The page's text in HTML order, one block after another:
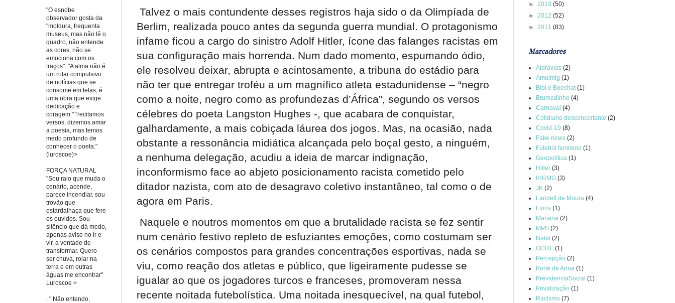
Talvez o mais contundente desses registros haja sido o da Olimpíada de
Berlim, realizada pouco antes da segunda guerra mundial. O protagonismo
infame ficou a cargo do sinistro Adolf Hitler, ícone das falanges racistas em
sua configuração mais horrenda. Num dado momento, espumando ódio,
ele resolveu deixar, abrupta e acintosamente, a tribuna do estádio para
não ter que entregar troféu a um magnífico atleta estadunidense – “negro
como a noite, negro como as profundezas d’África”, segundo os versos
célebres do poeta Langston Hughes -, que acabara de conquistar,
galhardamente, a mais cobiçada láurea dos jogos. Mas, na ocasião, nada
obstante a ressonância midiática alcançada pelo boçal gesto, a ninguém,
a nenhuma delegação, acudiu a ideia de marcar indignação,
inconformismo face ao abjeto posicionamento racista cometido pelo
ditador nazista, com ato de desagravo coletivo instantâneo, tal como o de
agora em Paris.
Naquele e noutros momentos em que a brutalidade racista se fez sentir
num cenário festivo repleto de esfuziantes emoções, como costumam ser
os cenários compostos para grandes concentrações esportivas, nada se
viu, como reação dos atletas e público, que ligeiramente pudesse se
igualar ao que os jogadores turcos e franceses, promoveram nessa
recente noitada futebolística. Uma noitada inesquecível, na qual futebol,
"O esnobe
observador gosta da
"moldura, frequenta
museus, mas não lê o
quadro, não entende
as cores, não se
emociona com os
traços". "A alma não é
um rolar compulsivo
de notícias que se
consome em telas, é
uma obra que exige
dedicação e
coragem." "recitamos
versos, dizemos amar
a poesia, mas temos
medo profundo de
conhecer o poeta."
(luroscoe)>
FORÇA NATURAL
"Sou raio que muda o
cenário, acende,
parece incendiar. sou
trovão que
estardalhaça que fere
os ouvidos. Sou
silêncio que dá medo,
apenas aviso no ir e
vir, a vontade de
transformar. Quero
ser chuva, rolar na
terra e em outras
águas me encontrar"
Luroscoe >
. " Não entendo,
► 2013 (50)
► 2012 (52)
► 2011 (83)
Marcadores
Aldravias (2)
Amulmig (1)
Bibi e Boechat (1)
Brumadinho (4)
Carnaval (4)
Cotidiano desconcertante (2)
Covid-19 (8)
Fake news (2)
Futebol feminino (1)
Geopolítica (1)
Hitler (3)
IHGMG (3)
JK (2)
Landell de Moura (4)
Lions (1)
Mariana (2)
MPB (2)
Natal (2)
OCDE (1)
Percepção (2)
Porte de Arma (1)
PrevidenciaSocial (1)
Privatização (1)
Racismo (7)